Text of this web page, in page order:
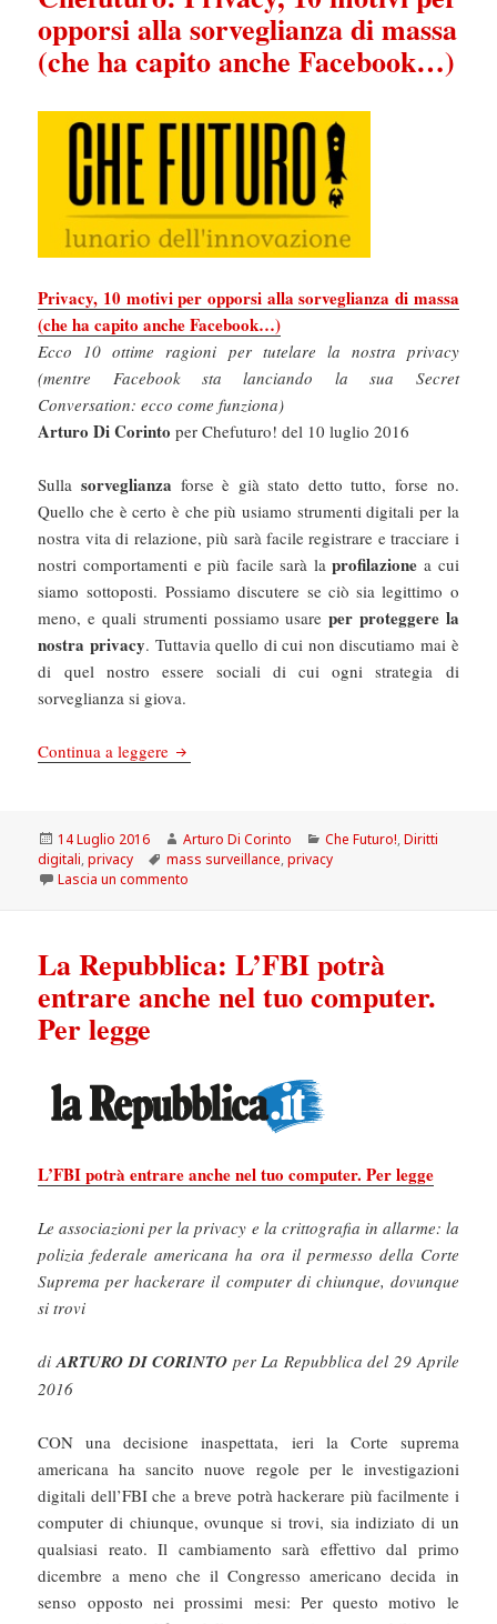
opporsi alla sorveglianza di massa
(che ha capito anche Facebook…)
Privacy, 10 motivi per opporsi alla sorveglianza di massa
(che ha capito anche Facebook…)
Ecco 10 ottime ragioni per tutelare la nostra privacy
(mentre Facebook sta lanciando la sua Secret
Conversation: ecco come funziona)
Arturo Di Corinto per Chefuturo! del 10 luglio 2016
Sullasorveglianza forse è già stato detto tutto, forse no.
Quello che è certo è che più usiamo strumenti digitali per la
nostra vita di relazione, più sarà facile registrare e tracciare i
nostri comportamenti e più facile sarà laprofilazione a cui
siamo sottoposti. Possiamo discutere se ciò sia legittimo o
meno, e quali strumenti possiamo usareper proteggere la
nostra privacy. Tuttavia quello di cui non discutiamo mai è
di quel nostro essere sociali di cui ogni strategia di
sorveglianza si giova.
Continua a leggere Chefuturo: Privacy, 10 motivi per opporsi
Scritto
il
14 Luglio 2016 Autore
Arturo Di Corinto Categorie
Che Futuro!,Diritti
digitali,privacy Tag
mass surveillance,privacy
Lascia un commento
La Repubblica: L’FBI potrà
entrare anche nel tuo computer.
Per legge
L’FBI potrà entrare anche nel tuo computer. Per legge
Le associazioni per la privacy e la crittografia in allarme: la
polizia federale americana ha ora il permesso della Corte
Suprema per hackerare il computer di chiunque, dovunque
si trovi
diARTURO DI CORINTO per La Repubblica del 29 Aprile
2016
CON una decisione inaspettata, ieri la Corte suprema
americana ha sancito nuove regole per le investigazioni
digitali dell’FBI che a breve potrà hackerare più facilmente i
computer di chiunque, ovunque si trovi, sia indiziato di un
qualsiasi reato. Il cambiamento sarà effettivo dal primo
dicembre a meno che il Congresso americano decida in
senso opposto nei prossimi mesi: Per questo motivo le